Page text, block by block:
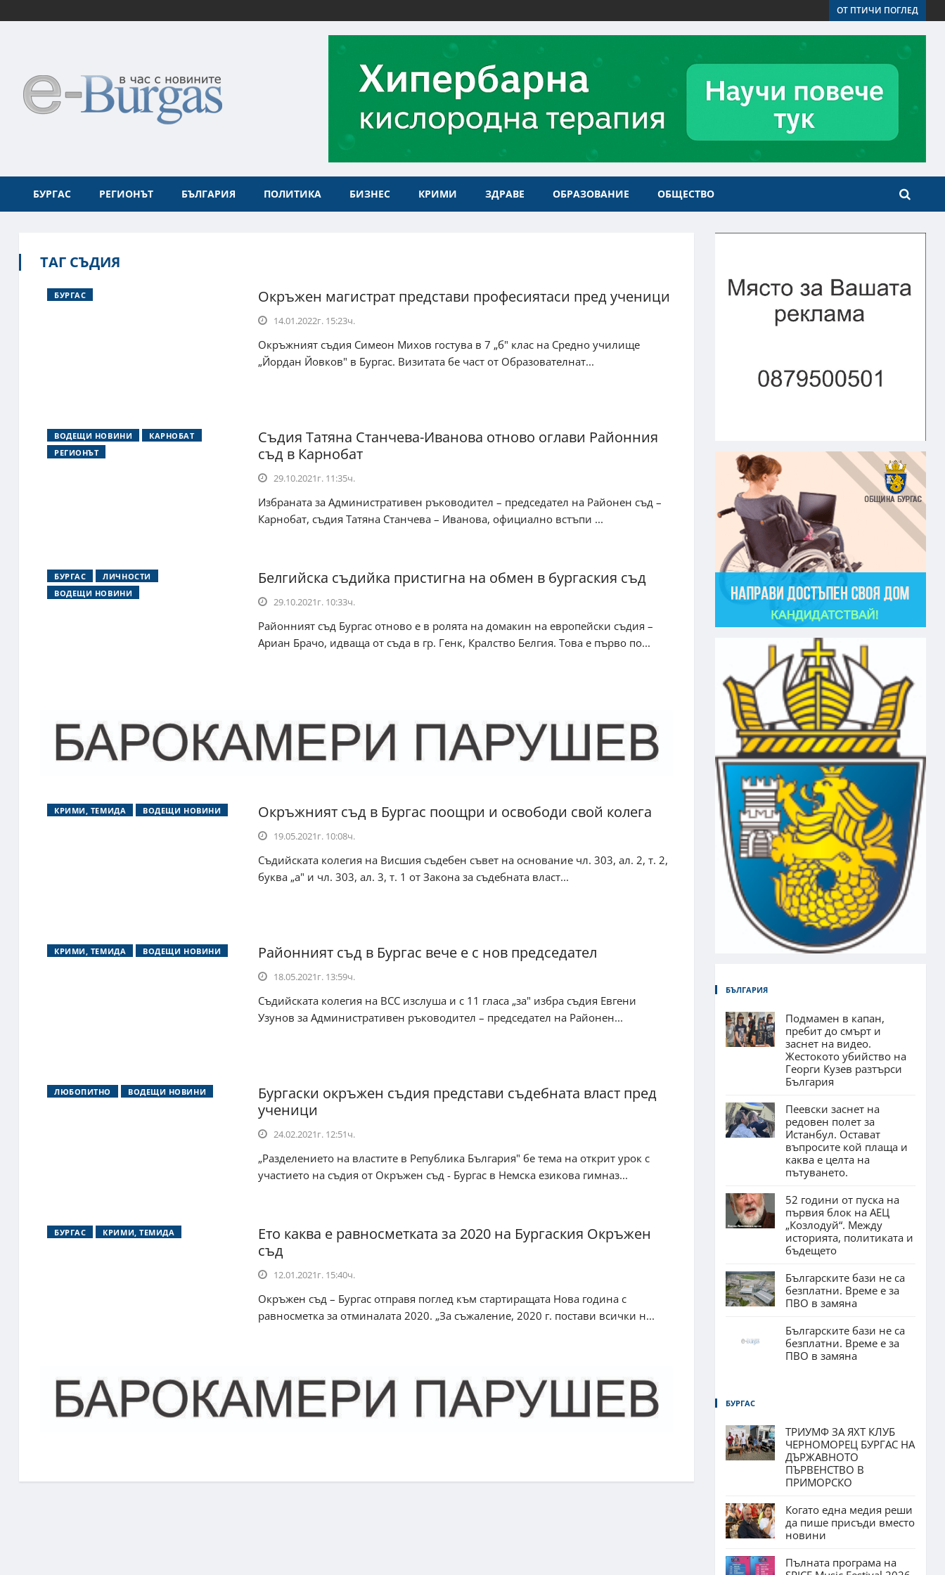
ОТ ПТИЧИ ПОГЛЕД
БУРГАС РЕГИОНЪТ БЪЛГАРИЯ ПОЛИТИКА БИЗНЕС КРИМИ ЗДРАВЕ ОБРАЗОВАНИЕ ОБЩЕСТВО
ТАГ СЪДИЯ
БУРГАС Окръжен магистрат представи професиятаси пред ученици
14.01.2022г. 15:23ч.
Окръжният съдия Симеон Михов гостува в 7 „б" клас на Средно училище
„Йордан Йовков" в Бургас. Визитата бе част от Образователнат...
ВОДЕЩИ НОВИНИ
КАРНОБАТ
РЕГИОНЪТ
Съдия Татяна Станчева-Иванова отново оглави Районния
съд в Карнобат
29.10.2021г. 11:35ч.
Избраната за Административен ръководител – председател на Районен съд –
Карнобат, съдия Татяна Станчева – Иванова, официално встъпи ...
БУРГАС
ЛИЧНОСТИ
ВОДЕЩИ НОВИНИ
Белгийска съдийка пристигна на обмен в бургаския съд
29.10.2021г. 10:33ч.
Районният съд Бургас отново е в ролята на домакин на европейски съдия –
Ариан Брачо, идваща от съда в гр. Генк, Кралство Белгия. Това е първо по...
КРИМИ, ТЕМИДА ВОДЕЩИ НОВИНИ Окръжният съд в Бургас поощри и освободи свой колега
19.05.2021г. 10:08ч.
Съдийската колегия на Висшия съдебен съвет на основание чл. 303, ал. 2, т. 2,
буква „а" и чл. 303, ал. 3, т. 1 от Закона за съдебната власт...
КРИМИ, ТЕМИДА ВОДЕЩИ НОВИНИ Районният съд в Бургас вече е с нов председател
18.05.2021г. 13:59ч.
Съдийската колегия на ВСС изслуша и с 11 гласа „за" избра съдия Евгени
Узунов за Административен ръководител – председател на Районен...
ЛЮБОПИТНО ВОДЕЩИ НОВИНИ
Бургаски окръжен съдия представи съдебната власт пред
ученици
24.02.2021г. 12:51ч.
„Разделението на властите в Република България" бе тема на открит урок с
участието на съдия от Окръжен съд - Бургас в Немска езикова гимназ...
БУРГАС КРИМИ, ТЕМИДА
Ето каква е равносметката за 2020 на Бургаския Окръжен
съд
12.01.2021г. 15:40ч.
Окръжен съд – Бургас отправя поглед към стартиращата Нова година с
равносметка за отминалата 2020. „За съжаление, 2020 г. постави всички н...
БЪЛГАРИЯ
Подмамен в капан,
пребит до смърт и
заснет на видео.
Жестокото убийство на
Георги Кузев разтърси
България
Пеевски заснет на
редовен полет за
Истанбул. Остават
въпросите кой плаща и
каква е целта на
пътуването.
52 години от пуска на
първия блок на АЕЦ
„Козлодуй“. Между
историята, политиката и
бъдещето
Българските бази не са
безплатни. Време е за
ПВО в замяна
Българските бази не са
безплатни. Време е за
ПВО в замяна
БУРГАС
ТРИУМФ ЗА ЯХТ КЛУБ
ЧЕРНОМОРЕЦ БУРГАС НА
ДЪРЖАВНОТО
ПЪРВЕНСТВО В
ПРИМОРСКО
Когато една медия реши
да пише присъди вместо
новини
Пълната програма на